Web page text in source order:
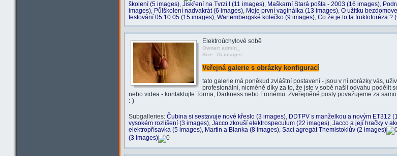
školení (5 images), Jiskření na Tvrzi I (11 images), Maškarní Stará pošta - 2003 (16 images),
images), Půlškolení nadvakrát (6 images), Moje první vaginálka (13 images), O užitku
testování 05.10.05 (15 images), Wartembergské kolečko (9 images), Co že je to ta fruktoforéza ?
Elektroúchylové sobě
Owner: admin_
Size: 75 images
Veřejná galerie s obrázky konfigurací
tato galerie má poněkud zvláštní postavení - jsou v ní obrázky vás,
profesionální, nicméně díky za to, že jste v sobě našli odvahu podělit
nebo videa - kontaktujte Torma, Darkness nebo Fronému. Zveřejněné posty považujeme za
:-)
Subgalleries: Čubina si sestavuje nové křeslo (3 images), DDTPV s manželkou a novým ET312
vysokém rozlišení (3 images), Jacco zkouší elektrospeculum (22 images), Jacco a její hračky v
elektropřísavka (5 images), Martin a Blanka (8 images), Sací agregát Themistoklův (2 images)
(3 images)